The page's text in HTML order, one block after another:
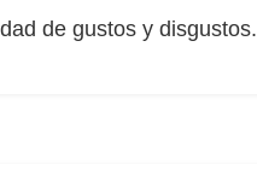
de gustos y disgustos.